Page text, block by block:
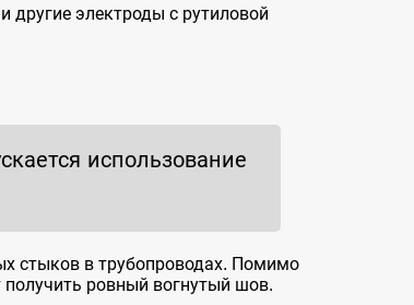
другие электроды с рутиловой
использование
стыков в трубопроводах. Помимо
ровный вогнутый шов.